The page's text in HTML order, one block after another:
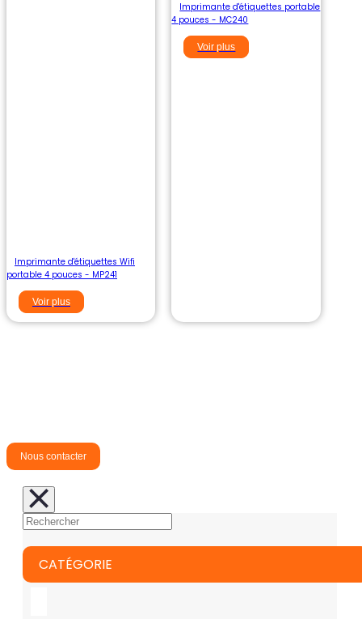
Imprimante d'étiquettes Wifi
portable 4 pouces - MP241
Voir plus
Imprimante d'étiquettes portable
4 pouces - MC240
Voir plus
Nous contacter
CATÉGORIE